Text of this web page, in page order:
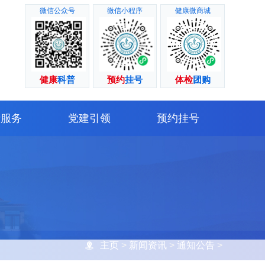
微信公众号
健康科普
微信小程序
预约挂号
健康微商城
体检团购
务 党建引领 预约挂号
主页 > 新闻资讯 > 通知公告 >